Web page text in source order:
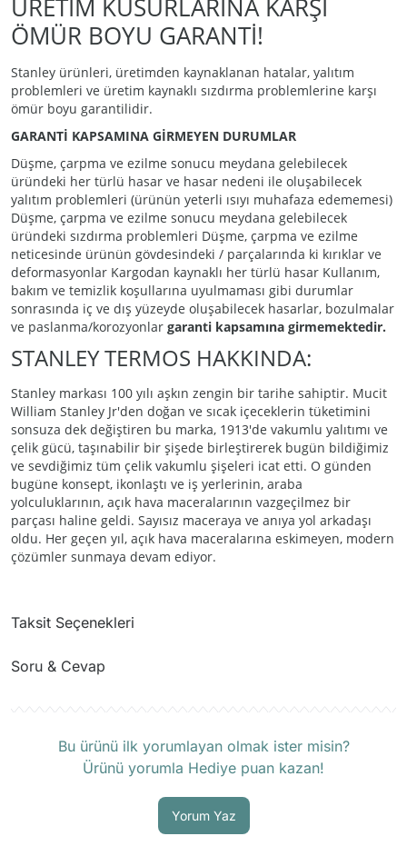
ÜRETİM KUSURLARINA KARŞI
ÖMÜR BOYU GARANTİ!
Stanley ürünleri, üretimden kaynaklanan hatalar, yalıtım
problemleri ve üretim kaynaklı sızdırma problemlerine karşı
ömür boyu garantilidir.
GARANTİ KAPSAMINA GİRMEYEN DURUMLAR
Düşme, çarpma ve ezilme sonucu meydana gelebilecek
üründeki her türlü hasar ve hasar nedeni ile oluşabilecek
yalıtım problemleri (ürünün yeterli ısıyı muhafaza edememesi)
Düşme, çarpma ve ezilme sonucu meydana gelebilecek
üründeki sızdırma problemleri Düşme, çarpma ve ezilme
neticesinde ürünün gövdesindeki / parçalarında ki kırıklar ve
deformasyonlar Kargodan kaynaklı her türlü hasar Kullanım,
bakım ve temizlik koşullarına uyulmaması gibi durumlar
sonrasında iç ve dış yüzeyde oluşabilecek hasarlar, bozulmalar
ve paslanma/korozyonlar garanti kapsamına girmemektedir.
STANLEY TERMOS HAKKINDA:
Stanley markası 100 yılı aşkın zengin bir tarihe sahiptir. Mucit
William Stanley Jr'den doğan ve sıcak içeceklerin tüketimini
sonsuza dek değiştiren bu marka, 1913'de vakumlu yalıtımı ve
çelik gücü, taşınabilir bir şişede birleştirerek bugün bildiğimiz
ve sevdiğimiz tüm çelik vakumlu şişeleri icat etti. O günden
bugüne konsept, ikonlaştı ve iş yerlerinin, araba
yolculuklarının, açık hava maceralarının vazgeçilmez bir
parçası haline geldi. Sayısız maceraya ve anıya yol arkadaşı
oldu. Her geçen yıl, açık hava maceralarına eskimeyen, modern
çözümler sunmaya devam ediyor.
Taksit Seçenekleri
Soru & Cevap
Bu ürünü ilk yorumlayan olmak ister misin?
Ürünü yorumla Hediye puan kazan!
Yorum Yaz